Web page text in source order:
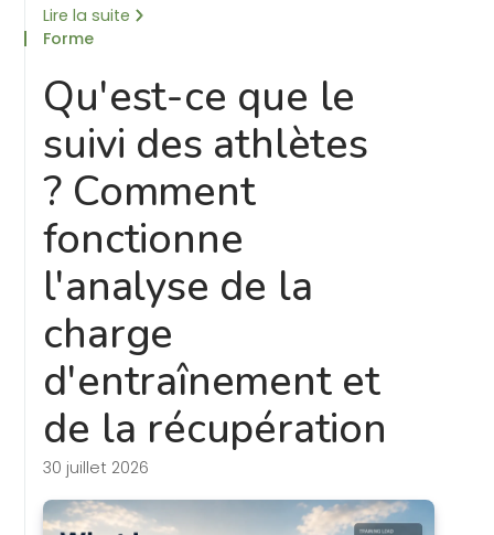
Lire la suite
Forme
Qu'est-ce que le
suivi des athlètes
? Comment
fonctionne
l'analyse de la
charge
d'entraînement et
de la récupération
30 juillet 2026